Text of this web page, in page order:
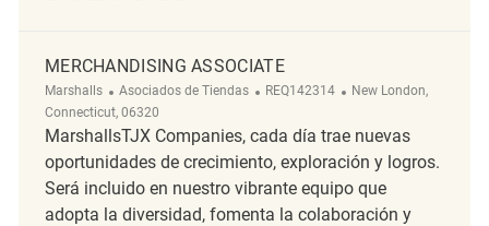
MERCHANDISING ASSOCIATE
Marshalls Categoría
Asociados de Tiendas ReqId
REQ142314 Ubicación
New London,
Connecticut, 06320
MarshallsTJX Companies, cada día trae nuevas
oportunidades de crecimiento, exploración y logros.
Será incluido en nuestro vibrante equipo que
adopta la diversidad, fomenta la colaboración y